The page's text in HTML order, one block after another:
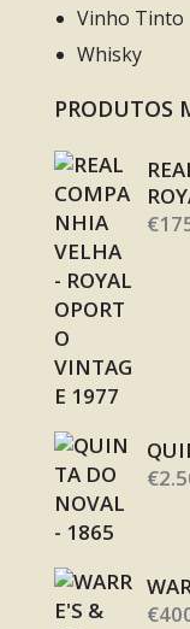
Vinho Tinto
Whisky
PRODUTOS
€
€
€